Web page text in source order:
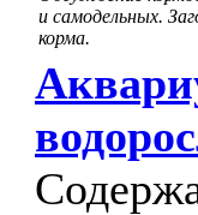
и самодельных.
корма.